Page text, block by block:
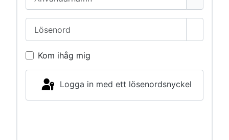
Kom ihåg mig
Logga in med ett lösenordsnyckel